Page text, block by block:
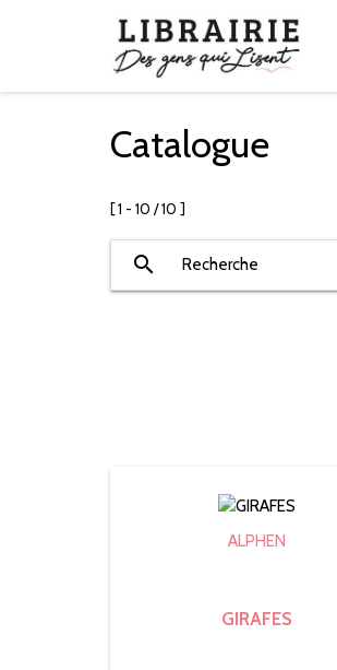
Catalogue
[ 1 - 10 / 10 ]
search Recherche
ALPHEN
GIRAFES